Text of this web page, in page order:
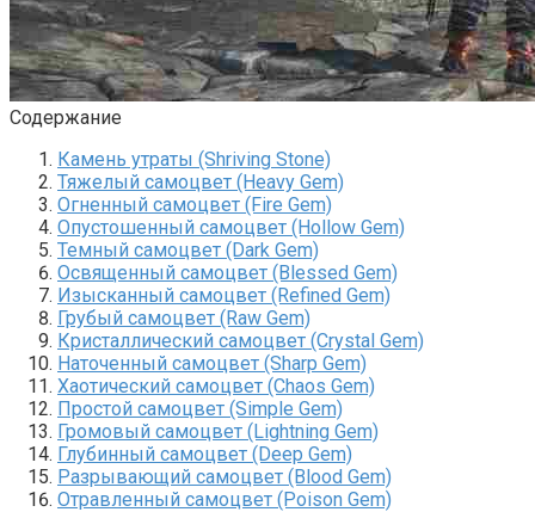
Содержание
Камень утраты (Shriving Stone)
Тяжелый самоцвет (Heavy Gem)
Огненный самоцвет (Fire Gem)
Опустошенный самоцвет (Hollow Gem)
Темный самоцвет (Dark Gem)
Освященный самоцвет (Blessed Gem)
Изысканный самоцвет (Refined Gem)
Грубый самоцвет (Raw Gem)
Кристаллический самоцвет (Crystal Gem)
Наточенный самоцвет (Sharp Gem)
Хаотический самоцвет (Chaos Gem)
Простой самоцвет (Simple Gem)
Громовый самоцвет (Lightning Gem)
Глубинный самоцвет (Deep Gem)
Разрывающий самоцвет (Blood Gem)
Отравленный самоцвет (Poison Gem)